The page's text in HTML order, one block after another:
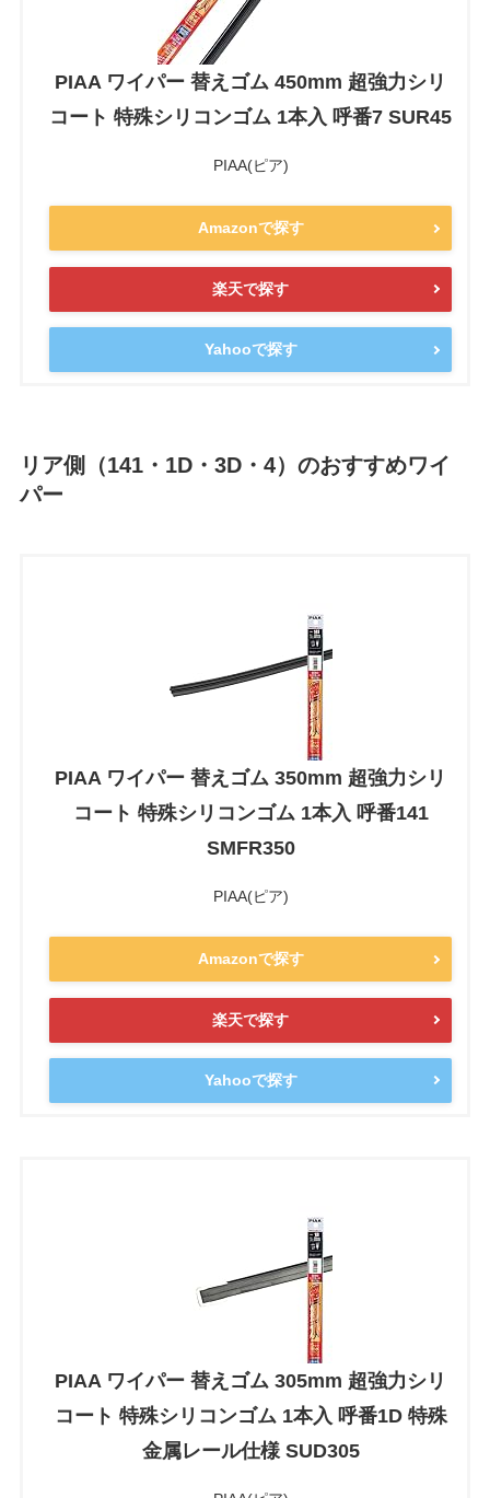
PIAA ワイパー 替えゴム 450mm 超強力シリ
コート 特殊シリコンゴム 1本入 呼番7 SUR45
PIAA(ピア)
Amazonで探す
楽天で探す
Yahooで探す
リア側（141・1D・3D・4）のおすすめワイ
パー
PIAA ワイパー 替えゴム 350mm 超強力シリ
コート 特殊シリコンゴム 1本入 呼番141
SMFR350
PIAA(ピア)
Amazonで探す
楽天で探す
Yahooで探す
PIAA ワイパー 替えゴム 305mm 超強力シリ
コート 特殊シリコンゴム 1本入 呼番1D 特殊
金属レール仕様 SUD305